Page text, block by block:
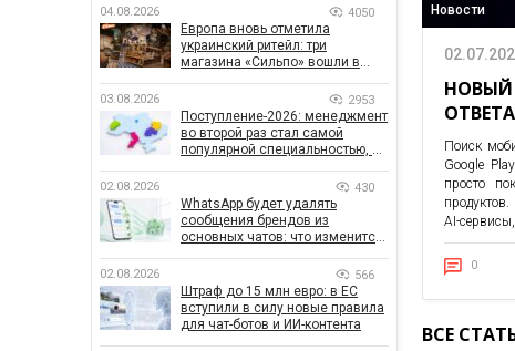
Новости
НОВЫЙ
Поиск
Google
просто
AI-
0
ВСЕ
04.08.2026 4050
Европа вновь отметила
украинский ритейл: три
магазина «Сильпо» вошли в
03.08.2026 2953
Поступление-2026: менеджмент
во второй раз стал самой
популярной специальностью, а
рекордным за последние 5 лет
02.08.2026 430
WhatsApp будет удалять
сообщения брендов из
основных чатов: что изменится
02.08.2026 566
Штраф до 15 млн евро: в ЕС
вступили в силу новые правила
для чат-ботов и ИИ-контента